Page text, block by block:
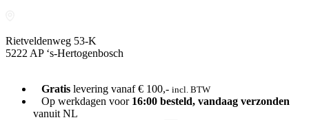
Rietveldenweg 53-K
5222 AP ‘s-Hertogenbosch
Gratislevering vanaf € 100,- incl. BTW
Op werkdagen voor 16:00 besteld, vandaag verzonden
vanuit NL